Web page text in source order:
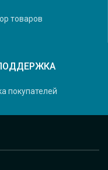
товаров
покупателей